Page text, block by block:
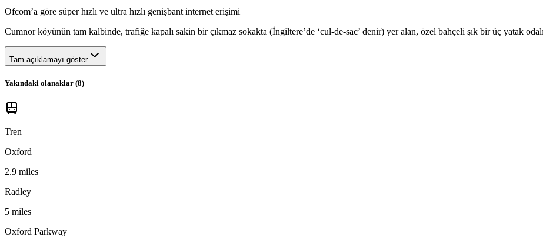
Ofcom’a göre süper hızlı ve ultra hızlı genişbant internet erişimi
Cumnor köyünün tam kalbinde, trafiğe kapalı sakin bir çıkmaz sokakta (İngiltere’de ‘cul-de-sac’ denir) yer alan, özel bahçeli şık bir üç yatak
Tam açıklamayı göster
Yakındaki olanaklar (8)
Tren
Oxford
2.9 miles
Radley
5 miles
Oxford Parkway